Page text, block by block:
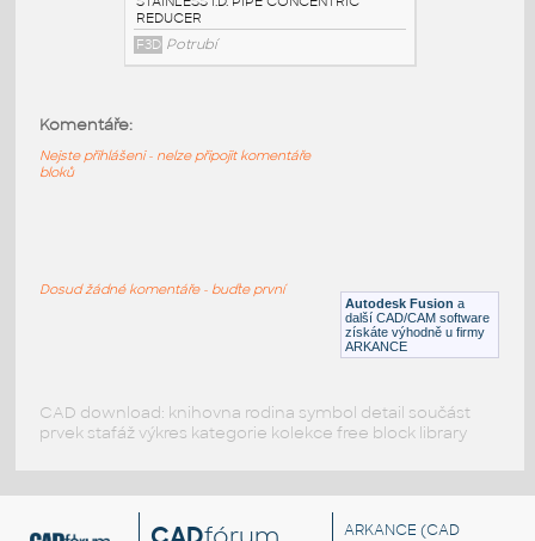
2.0@0.75 INCH I.D. CONCENTRIC
F3D Potrubí
STAINLESS I.D. PIPE CONCENTRIC
Autodesk Fusion a
další CAD/CAM software
získáte výhodně u firmy
ARKANCE
Komentáře:
Nejste přihlášeni - nelze připojit komentáře
bloků
Dosud žádné komentáře - buďte první
CAD download: knihovna rodina symbol detail součást
prvek stafáž výkres kategorie kolekce free block library
ARKANCE (CAD